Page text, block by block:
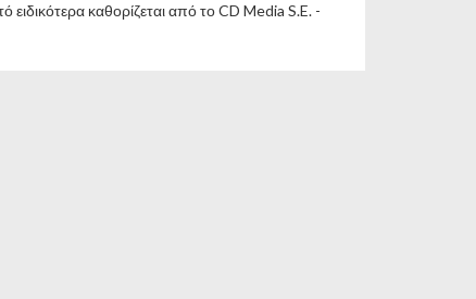
καθορίζεται από το CD Media S.E. -